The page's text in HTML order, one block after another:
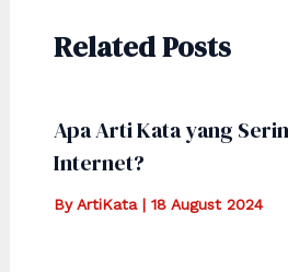
Related Posts
Apa Arti Kata yang
Internet?
ByArtiKata | 18 August 2024